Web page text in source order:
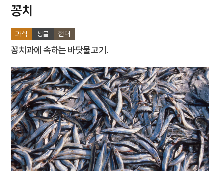
7
개성 경천사지 십층석탑
8 경북대학교 상주캠퍼스
10 달서구
1 금성대군
2 신위
3 낙화유수
4 데릴사위
5 반야심경
6 뱀
꽁치
과학 생물 현대
꽁치과에 속하는 바닷물고기.